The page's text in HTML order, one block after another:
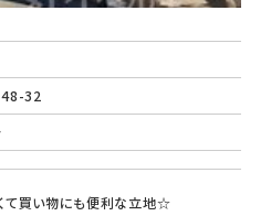
48-32
て買い物にも便利な立地☆